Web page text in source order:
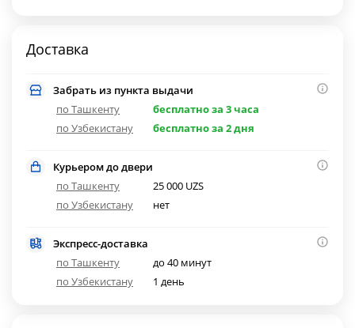
Доставка
Забрать из пункта выдачи
по Ташкенту
бесплатно за 3 часа
по Узбекистану
бесплатно за 2 дня
Курьером до двери
по Ташкенту
25 000 UZS
по Узбекистану
нет
Экспресс-доставка
по Ташкенту
до 40 минут
по Узбекистану
1 день